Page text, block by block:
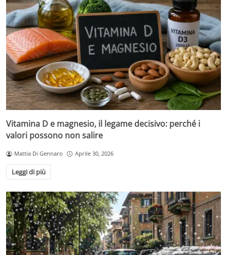
Vitamina D e magnesio, il legame decisivo: perché i
valori possono non salire
Mattia Di Gennaro Aprile 30, 2026
Leggi di più